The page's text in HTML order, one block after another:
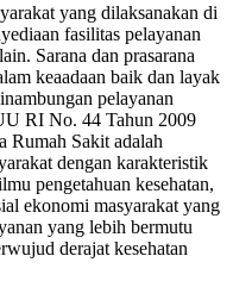
yang dilaksanakan di
fasilitas pelayanan
Sarana dan prasarana
keaadaan baik dan layak
pelayanan
RI No. 44 Tahun 2009
Rumah Sakit adalah
dengan karakteristik
pengetahuan kesehatan,
ekonomi masyarakat yang
yang lebih bermutu
derajat kesehatan